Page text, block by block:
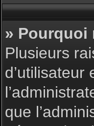
» Pourquoi
Plusieurs
d’utilisateur
que